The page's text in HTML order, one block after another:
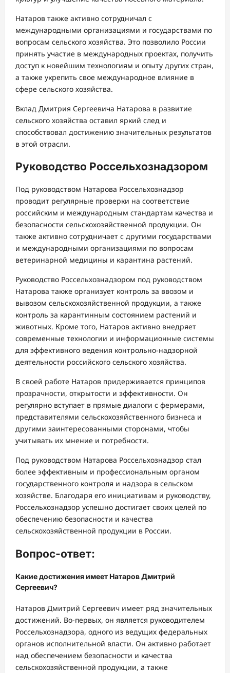
Натаров также активно сотрудничал с
международными организациями и государствами по
вопросам сельского хозяйства. Это позволило России
принять участие в международных проектах, получить
доступ к новейшим технологиям и опыту других стран,
а также укрепить свое международное влияние в
сфере сельского хозяйства.
Вклад Дмитрия Сергеевича Натарова в развитие
сельского хозяйства оставил яркий след и
способствовал достижению значительных результатов
в этой отрасли.
Руководство Россельхознадзором
Под руководством Натарова Россельхознадзор
проводит регулярные проверки на соответствие
российским и международным стандартам качества и
безопасности сельскохозяйственной продукции. Он
также активно сотрудничает с другими государствами
и международными организациями по вопросам
ветеринарной медицины и карантина растений.
Руководство Россельхознадзором под руководством
Натарова также организует контроль за ввозом и
вывозом сельскохозяйственной продукции, а также
контроль за карантинным состоянием растений и
животных. Кроме того, Натаров активно внедряет
современные технологии и информационные системы
для эффективного ведения контрольно-надзорной
деятельности российского сельского хозяйства.
В своей работе Натаров придерживается принципов
прозрачности, открытости и эффективности. Он
регулярно вступает в прямые диалоги с фермерами,
представителями сельскохозяйственного бизнеса и
другими заинтересованными сторонами, чтобы
учитывать их мнение и потребности.
Под руководством Натарова Россельхознадзор стал
более эффективным и профессиональным органом
государственного контроля и надзора в сельском
хозяйстве. Благодаря его инициативам и руководству,
Россельхознадзор успешно достигает своих целей по
обеспечению безопасности и качества
сельскохозяйственной продукции в России.
Вопрос-ответ:
Какие достижения имеет Натаров Дмитрий
Сергеевич?
Натаров Дмитрий Сергеевич имеет ряд значительных
достижений. Во-первых, он является руководителем
Россельхознадзора, одного из ведущих федеральных
органов исполнительной власти. Он активно работает
над обеспечением безопасности и качества
сельскохозяйственной продукции, а также